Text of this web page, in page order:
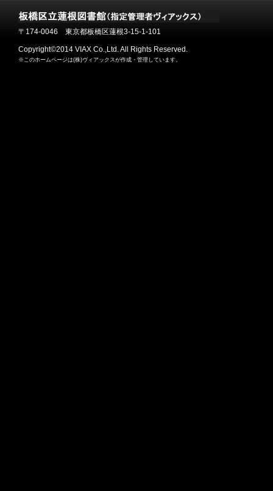
〒174-0046 東京都板橋区蓮根3-15-1-101
Copyright©2014 VIAX Co.,Ltd. All Rights Reserved.
※このホームページは(株)ヴィアックスが作成・管理しています。